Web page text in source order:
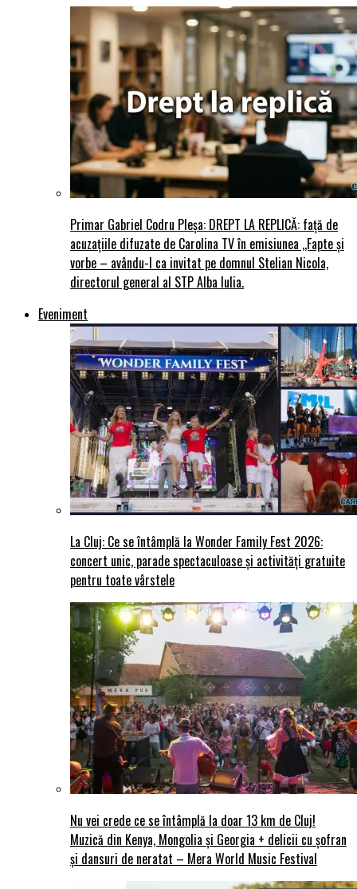
Primar Gabriel Codru Pleșa: DREPT LA REPLICĂ: față de
acuzațiile difuzate de Carolina TV în emisiunea ,,Fapte și
vorbe – avându-l ca invitat pe domnul Stelian Nicola,
directorul general al STP Alba Iulia.
Eveniment
La Cluj: Ce se întâmplă la Wonder Family Fest 2026:
concert unic, parade spectaculoase și activități gratuite
pentru toate vârstele
Nu vei crede ce se întâmplă la doar 13 km de Cluj!
Muzică din Kenya, Mongolia și Georgia + delicii cu șofran
și dansuri de neratat – Mera World Music Festival